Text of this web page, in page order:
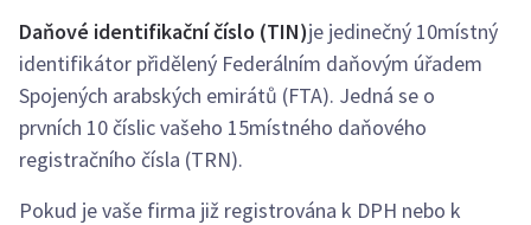
Daňové identifikační číslo (TIN)je jedinečný 10místný
identifikátor přidělený Federálním daňovým úřadem
Spojených arabských emirátů (FTA). Jedná se o
prvních 10 číslic vašeho 15místného daňového
registračního čísla (TRN).
Pokud je vaše firma již registrována k DPH nebo k